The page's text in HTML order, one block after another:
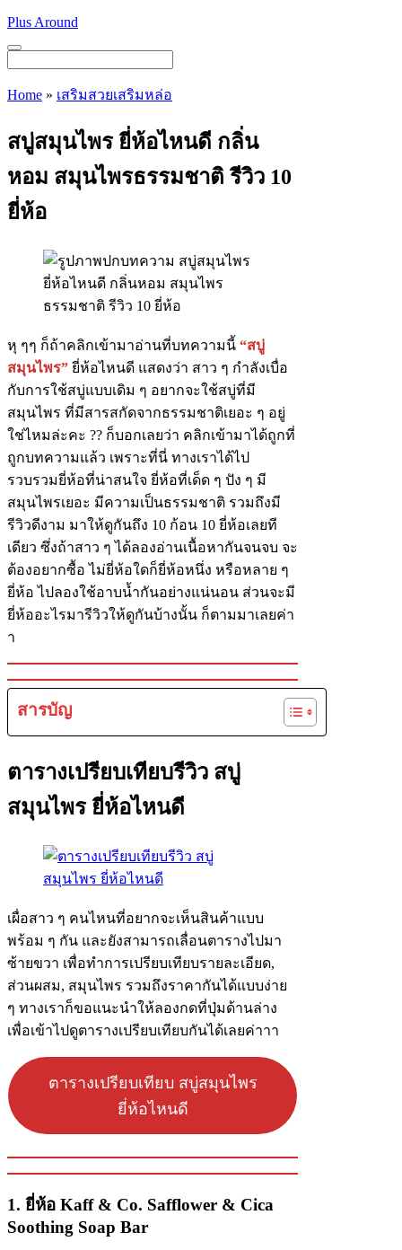
Skip
content
Plus Around
Menu
Home » เสริมสวยเสริมหล่อ
สบู่สมุนไพร ยี่ห้อไหนดี กลิ่น
หอม สมุนไพรธรรมชาติ รีวิว 10
ยี่ห้อ
หุ ๆๆ ก็ถ้าคลิกเข้ามาอ่านที่บทความนี้ “สบู่
สมุนไพร” ยี่ห้อไหนดี แสดงว่า สาว ๆ กำลังเบื่อ
กับการใช้สบู่แบบเดิม ๆ อยากจะใช้สบู่ที่มี
สมุนไพร ที่มีสารสกัดจากธรรมชาติเยอะ ๆ อยู่
ใช่ไหมล่ะคะ ?? ก็บอกเลยว่า คลิกเข้ามาได้ถูกที่
ถูกบทความแล้ว เพราะที่นี่ ทางเราได้ไป
รวบรวมยี่ห้อที่น่าสนใจ ยี่ห้อที่เด็ด ๆ ปัง ๆ มี
สมุนไพรเยอะ มีความเป็นธรรมชาติ รวมถึงมี
รีวิวดีงาม มาให้ดูกันถึง 10 ก้อน 10 ยี่ห้อเลยที
เดียว ซึ่งถ้าสาว ๆ ได้ลองอ่านเนื้อหากันจนจบ จะ
ต้องอยากซื้อ ไม่ยี่ห้อใดก็ยี่ห้อหนึ่ง หรือหลาย ๆ
ยี่ห้อ ไปลองใช้อาบน้ำกันอย่างแน่นอน ส่วนจะมี
ยี่ห้ออะไรมารีวิวให้ดูกันบ้างนั้น ก็ตามมาเลยค่า
า
สารบัญ
ตารางเปรียบเทียบรีวิว สบู่
สมุนไพร ยี่ห้อไหนดี
เผื่อสาว ๆ คนไหนที่อยากจะเห็นสินค้าแบบ
พร้อม ๆ กัน และยังสามารถเลื่อนตารางไปมา
ซ้ายขวา เพื่อทำการเปรียบเทียบรายละเอียด,
ส่วนผสม, สมุนไพร รวมถึงราคากันได้แบบง่าย
ๆ ทางเราก็ขอแนะนำให้ลองกดที่ปุ่มด้านล่าง
เพื่อเข้าไปดูตารางเปรียบเทียบกันได้เลยค่าาา
ตารางเปรียบเทียบ สบู่สมุนไพร
ยี่ห้อไหนดี
1. ยี่ห้อ Kaff & Co. Safflower & Cica
Soothing Soap Bar